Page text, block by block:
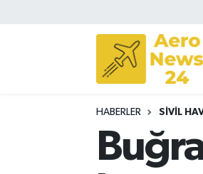
HABERLER SIVIL
Sivil Havacılık